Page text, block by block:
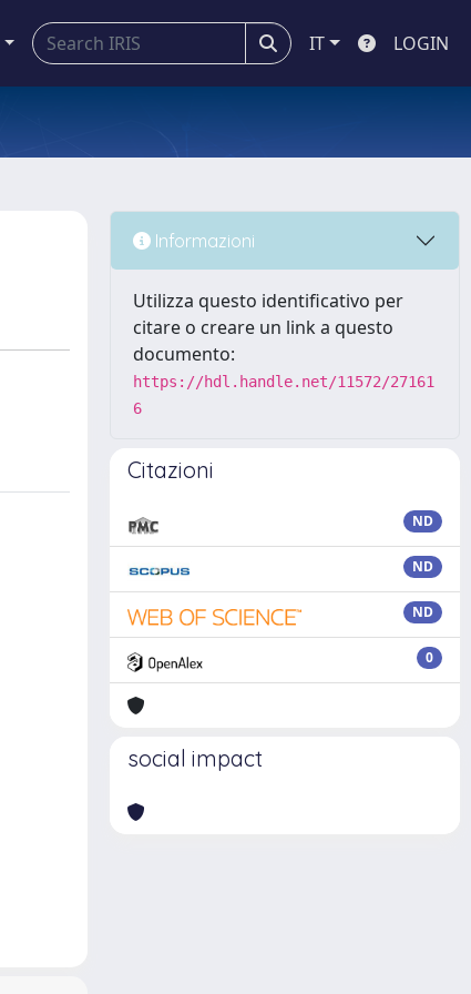
IT LOGIN
Informazioni
Utilizza questo identificativo per
citare o creare un link a questo
documento:
https://hdl.handle.net/11572/27161
6
Citazioni
ND
ND
ND
0
social impact